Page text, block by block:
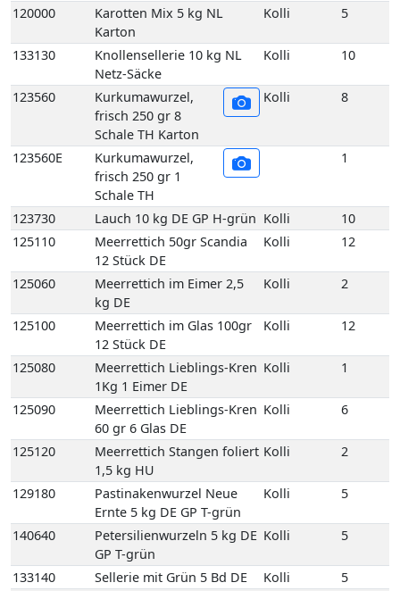
120000
Karotten Mix 5 kg NL
Karton
Kolli 5
133130
Knollensellerie 10 kg NL
Netz-Säcke
Kolli 10
123560
Kurkumawurzel,
frisch 250 gr 8
Schale TH Karton
Kolli 8
123560E
Kurkumawurzel,
frisch 250 gr 1
Schale TH
1
123730 Lauch 10 kg DE GP H-grün Kolli
10
125110
Meerrettich 50gr Scandia
12 Stück DE
Kolli 12
125060
Meerrettich im Eimer 2,5
kg DE
Kolli 2
125100
Meerrettich im Glas 100gr
12 Stück DE
Kolli 12
125080
Meerrettich Lieblings-Kren
1Kg 1 Eimer DE
Kolli 1
125090
Meerrettich Lieblings-Kren
60 gr 6 Glas DE
Kolli 6
125120
Meerrettich Stangen foliert
1,5 kg HU
Kolli 2
129180
Pastinakenwurzel Neue
Ernte 5 kg DE GP T-grün
Kolli 5
140640
Petersilienwurzeln 5 kg DE
GP T-grün
Kolli 5
133140 Sellerie mit Grün 5 Bd DE Kolli
5